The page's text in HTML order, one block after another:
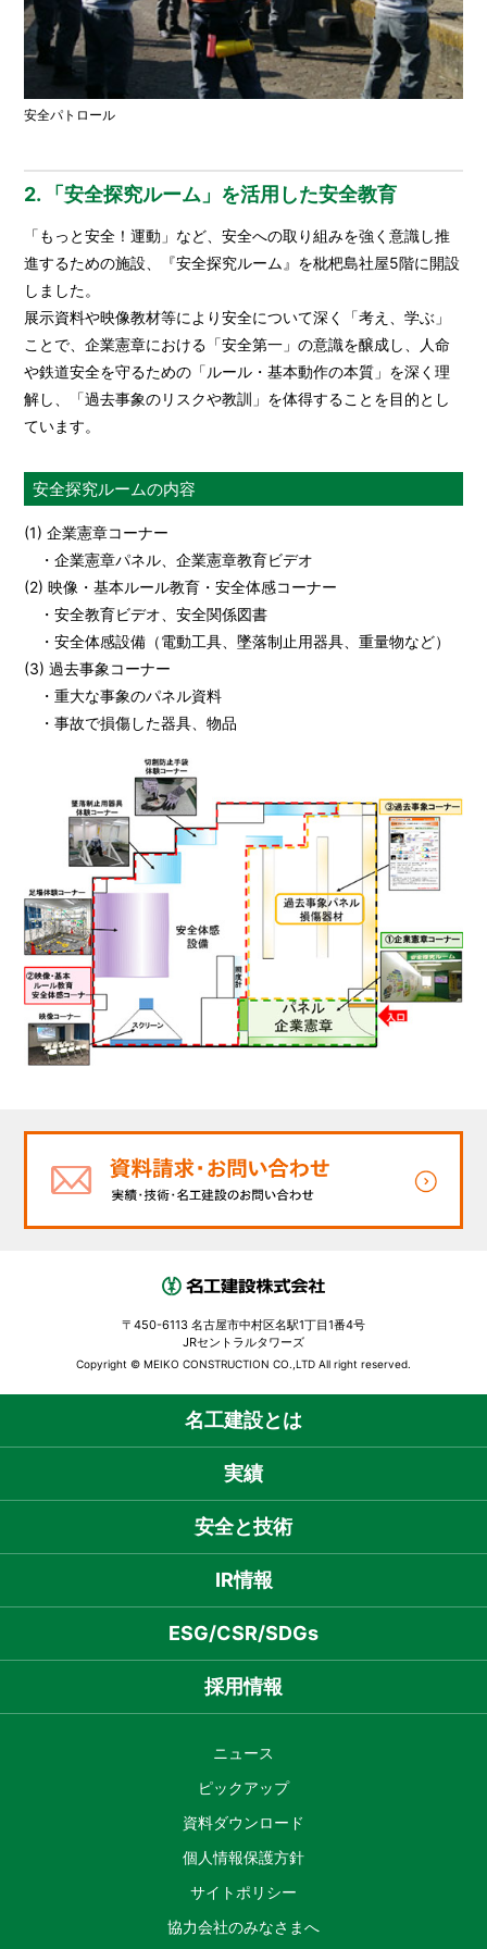
安全パトロール
2. 「安全探究ルーム」を活用した安全教育
「もっと安全！運動」など、安全への取り組みを強く意識し推
進するための施設、『安全探究ルーム』を枇杷島社屋5階に開設
しました。
展示資料や映像教材等により安全について深く「考え、学ぶ」
ことで、企業憲章における「安全第一」の意識を醸成し、人命
や鉄道安全を守るための「ルール・基本動作の本質」を深く理
解し、「過去事象のリスクや教訓」を体得することを目的とし
ています。
安全探究ルームの内容
(1) 企業憲章コーナー
・企業憲章パネル、企業憲章教育ビデオ
(2) 映像・基本ルール教育・安全体感コーナー
・安全教育ビデオ、安全関係図書
・安全体感設備（電動工具、墜落制止用器具、重量物など）
(3) 過去事象コーナー
・重大な事象のパネル資料
・事故で損傷した器具、物品
〒450-6113 名古屋市中村区名駅1丁目1番4号
JRセントラルタワーズ
Copyright © MEIKO CONSTRUCTION CO.,LTD All right reserved.
名工建設とは
実績
安全と技術
IR情報
ESG/CSR/SDGs
採用情報
ニュース
ピックアップ
資料ダウンロード
個人情報保護方針
サイトポリシー
協力会社のみなさまへ